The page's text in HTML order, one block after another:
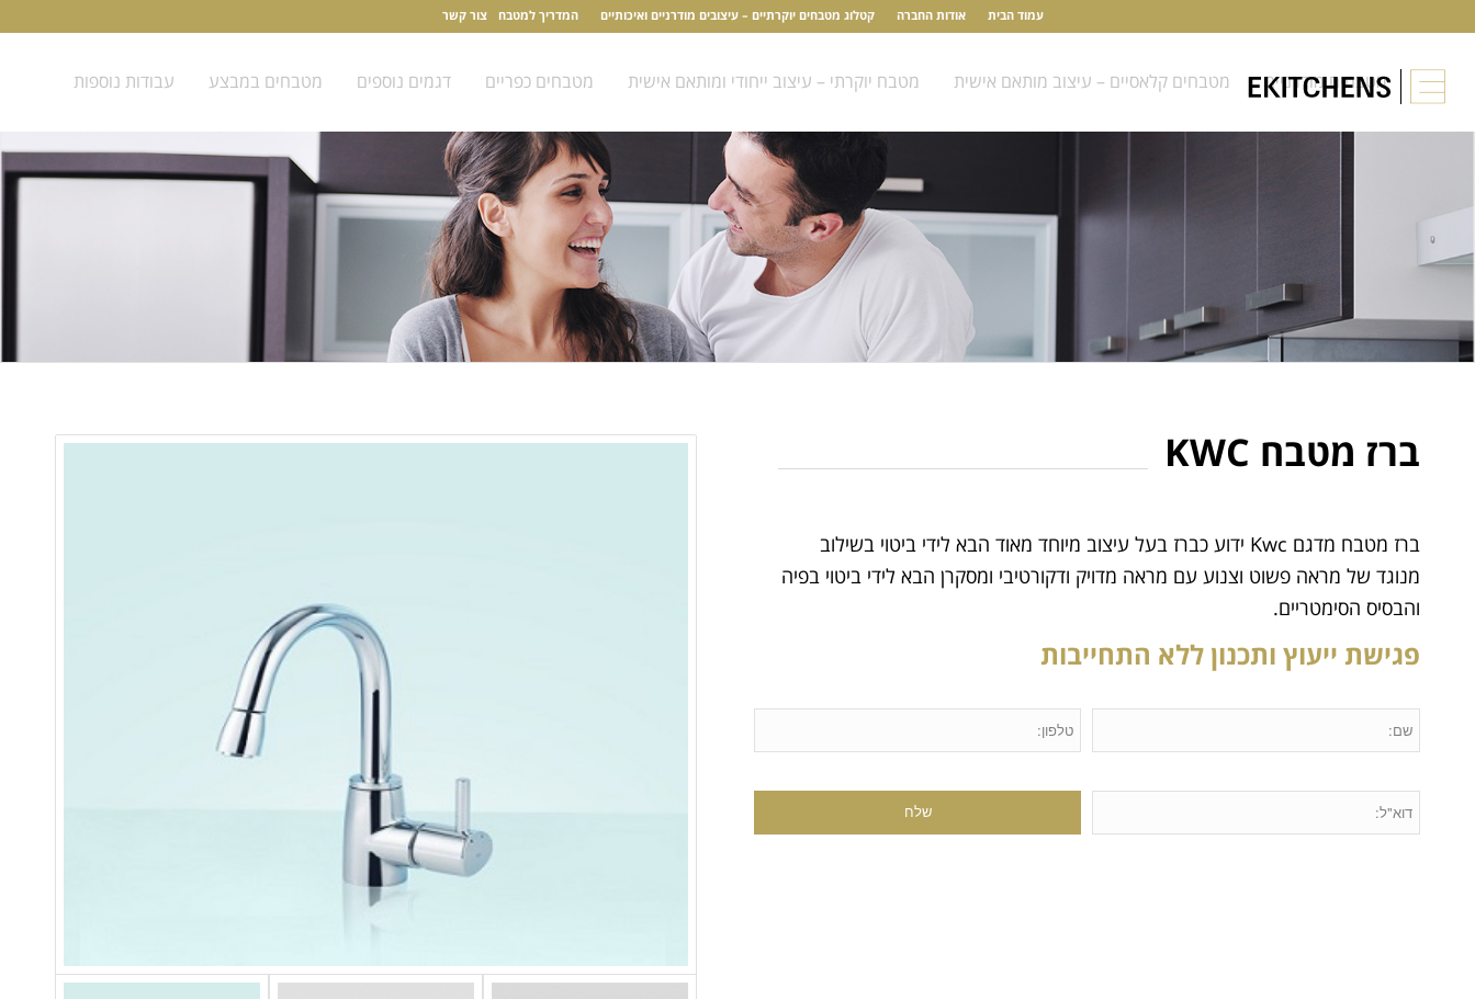
עמוד הבית אודות החברה קטלוג מטבחים יוקרתיים – עיצובים מודרניים ואיכותיים המדריך למטבח צור קשר
מטבחים מודרניים מטבחים קלאסיים – עיצוב מותאם אישית מטבח יוקרתי – עיצוב ייחודי ומותאם אישית מטבחים כפריים דגמים נוספים מטבחים במבצע עבודות נוספות
ברז מטבח KWC
ברז מטבח מדגם Kwc ידוע כברז בעל עיצוב מיוחד מאוד הבא לידי ביטוי בשילוב
מנוגד של מראה פשוט וצנוע עם מראה מדויק ודקורטיבי ומסקרן הבא לידי ביטוי בפיה
והבסיס הסימטריים.
פגישת ייעוץ ותכנון ללא התחייבות